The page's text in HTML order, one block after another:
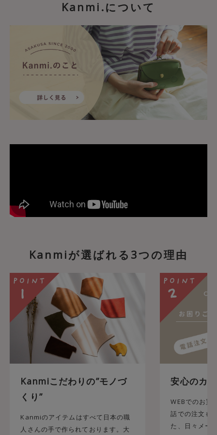
Kanmi.について
Kanmiが選ばれる3つの理由
Kanmiこだわりの”モノづ
くり”
Kanmiのアイテムはすべて日本の職
人さんの手で作られております。大
安心のカ
WEBでのお買
話での注文も
た、日々メー